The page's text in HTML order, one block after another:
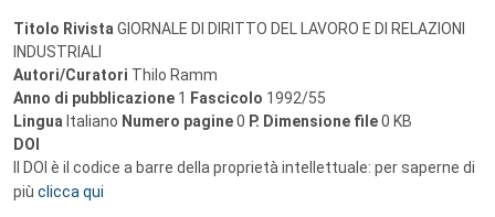
Titolo Rivista GIORNALE DI DIRITTO DEL LAVORO E DI RELAZIONI
INDUSTRIALI
Autori/Curatori Thilo Ramm
Anno di pubblicazione 1 Fascicolo 1992/55
Lingua Italiano Numero pagine0 P. Dimensione file0 KB
DOI
Il DOI è il codice a barre della proprietà intellettuale: per saperne di
più clicca qui